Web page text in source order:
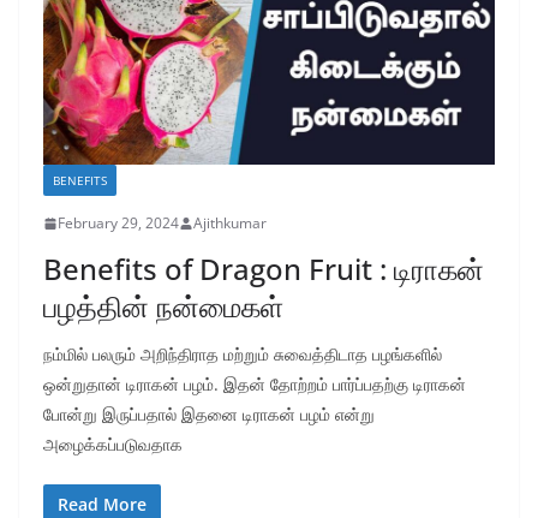
BENEFITS
February 29, 2024 Ajithkumar
Benefits of Dragon Fruit : டிராகன்
பழத்தின் நன்மைகள்
நம்மில் பலரும் அறிந்திராத மற்றும் சுவைத்திடாத பழங்களில்
ஒன்றுதான் டிராகன் பழம். இதன் தோற்றம் பார்ப்பதற்கு டிராகன்
போன்று இருப்பதால் இதனை டிராகன் பழம் என்று
அழைக்கப்படுவதாக
Read More